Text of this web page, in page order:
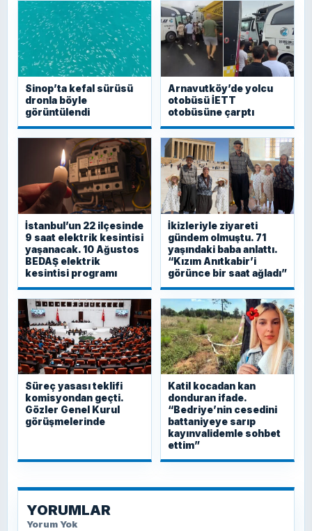
Sinop’ta kefal sürüsü
dronla böyle
görüntülendi
Arnavutköy’de yolcu
otobüsü İETT
otobüsüne çarptı
İstanbul’un 22 ilçesinde
9 saat elektrik kesintisi
yaşanacak. 10 Ağustos
BEDAŞ elektrik
kesintisi programı
İkizleriyle ziyareti
gündem olmuştu. 71
yaşındaki baba anlattı.
“Kızım Anıtkabir’i
görünce bir saat ağladı”
Süreç yasası teklifi
komisyondan geçti.
Gözler Genel Kurul
görüşmelerinde
Katil kocadan kan
donduran ifade.
“Bedriye’nin cesedini
battaniyeye sarıp
kayınvalidemle sohbet
ettim”
YORUMLAR
Yorum Yok